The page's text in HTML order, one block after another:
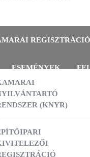
REGISZTRÁCIÓ
(KNYR)
ESEMÉNYEK